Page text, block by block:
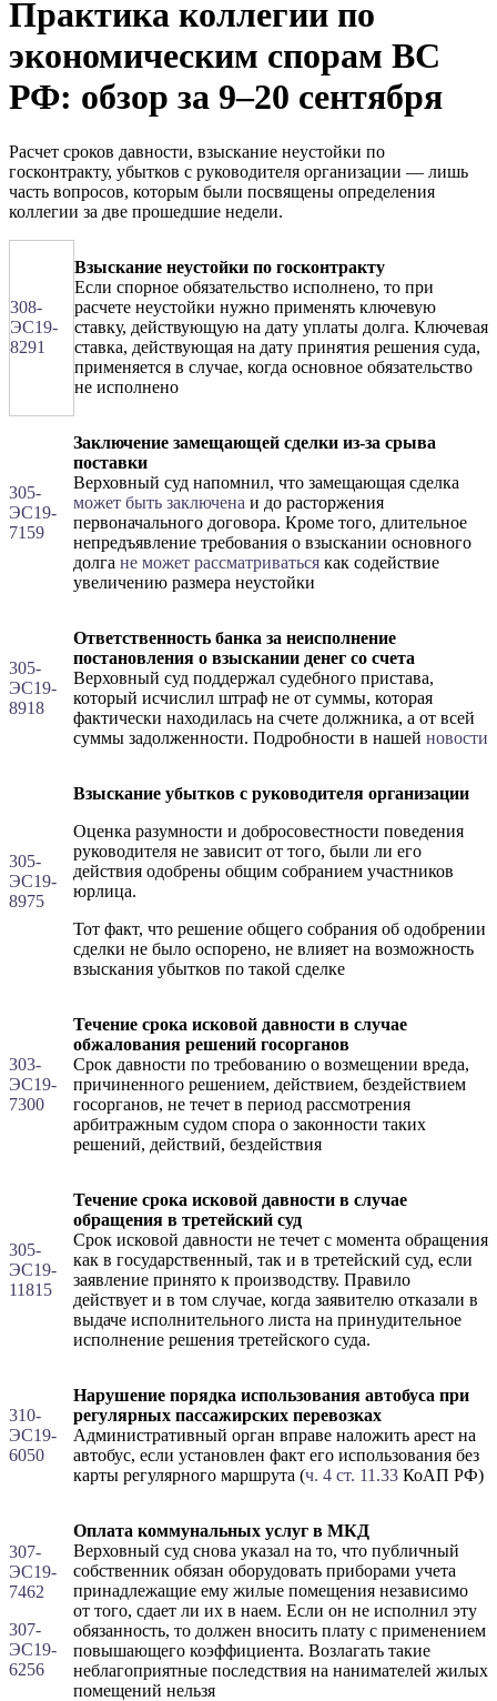
Практика коллегии по
экономическим спорам ВС
РФ: обзор за 9–20 сентября
Расчет сроков давности, взыскание неустойки по
госконтракту, убытков с руководителя организации — лишь
часть вопросов, которым были посвящены определения
коллегии за две прошедшие недели.
308-
ЭС19-
8291
Взыскание неустойки по госконтракту
Если спорное обязательство исполнено, то при
расчете неустойки нужно применять ключевую
ставку, действующую на дату уплаты долга. Ключевая
ставка, действующая на дату принятия решения суда,
применяется в случае, когда основное обязательство
не исполнено
305-
ЭС19-
7159
Заключение замещающей сделки из-за срыва
поставки
Верховный суд напомнил, что замещающая сделка
может быть заключена и до расторжения
первоначального договора. Кроме того, длительное
непредъявление требования о взыскании основного
долга не может рассматриваться как содействие
увеличению размера неустойки
305-
ЭС19-
8918
Ответственность банка за неисполнение
постановления о взыскании денег со счета
Верховный суд поддержал судебного пристава,
который исчислил штраф не от суммы, которая
фактически находилась на счете должника, а от всей
суммы задолженности. Подробности в нашей новости
305-
ЭС19-
8975
Взыскание убытков с руководителя организации
Оценка разумности и добросовестности поведения
руководителя не зависит от того, были ли его
действия одобрены общим собранием участников
юрлица.
Тот факт, что решение общего собрания об одобрении
сделки не было оспорено, не влияет на возможность
взыскания убытков по такой сделке
303-
ЭС19-
7300
Течение срока исковой давности в случае
обжалования решений госорганов
Срок давности по требованию о возмещении вреда,
причиненного решением, действием, бездействием
госорганов, не течет в период рассмотрения
арбитражным судом спора о законности таких
решений, действий, бездействия
305-
ЭС19-
11815
Течение срока исковой давности в случае
обращения в третейский суд
Срок исковой давности не течет с момента обращения
как в государственный, так и в третейский суд, если
заявление принято к производству. Правило
действует и в том случае, когда заявителю отказали в
выдаче исполнительного листа на принудительное
исполнение решения третейского суда.
310-
ЭС19-
6050
Нарушение порядка использования автобуса при
регулярных пассажирских перевозках
Административный орган вправе наложить арест на
автобус, если установлен факт его использования без
карты регулярного маршрута (ч. 4 ст. 11.33 КоАП РФ)
307-
ЭС19-
7462
307-
ЭС19-
6256
Оплата коммунальных услуг в МКД
Верховный суд снова указал на то, что публичный
собственник обязан оборудовать приборами учета
принадлежащие ему жилые помещения независимо
от того, сдает ли их в наем. Если он не исполнил эту
обязанность, то должен вносить плату с применением
повышающего коэффициента. Возлагать такие
неблагоприятные последствия на нанимателей жилых
помещений нельзя